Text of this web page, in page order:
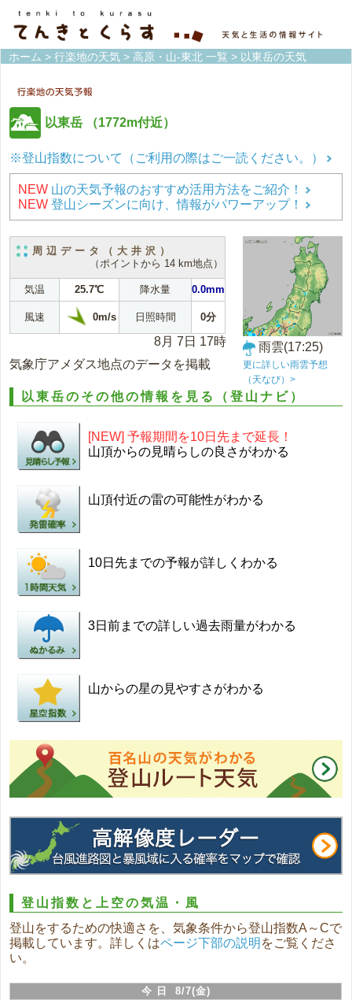
ホーム > 行楽地の天気 > 高原・山-東北 一覧 > 以東岳の天気
以東岳 （1772m付近）
※登山指数について（ご利用の際はご一読ください。）
NEW 山の天気予報のおすすめ活用方法をご紹介！
NEW 登山シーズンに向け、情報がパワーアップ！
周辺データ（大井沢）
（ポイントから 14 km地点）
気温 25.7℃ 降水量 0.0mm
風速 0m/s 日照時間 0分
8月 7日 17時
気象庁アメダス地点のデータを掲載
雨雲(17:25)
更に詳しい雨雲予想
（天なび）>
以東岳のその他の情報を見る（登山ナビ）
[NEW] 予報期間を10日先まで延長！
山頂からの見晴らしの良さがわかる
山頂付近の雷の可能性がわかる
10日先までの予報が詳しくわかる
3日前までの詳しい過去雨量がわかる
山からの星の見やすさがわかる
登山指数と上空の気温・風
登山をするための快適さを、気象条件から登山指数A～Cで
掲載しています。詳しくはページ下部の説明 をご覧くださ
い。
今 日 8/7(金)